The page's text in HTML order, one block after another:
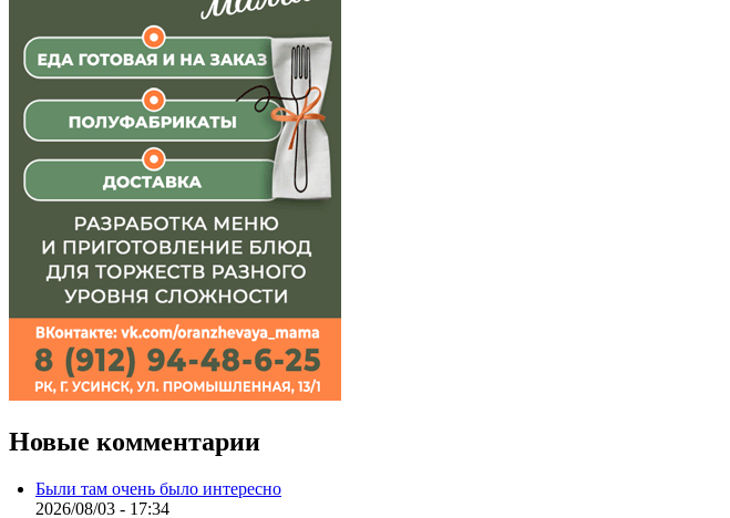
Новые комментарии
Были там очень было интересно
2026/08/03 - 17:34